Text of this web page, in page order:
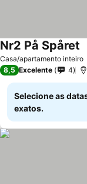
Casa/apartamento inteiro
Nr2 På Spåret
8,5 Excelente 4
Selecione as
exatos.